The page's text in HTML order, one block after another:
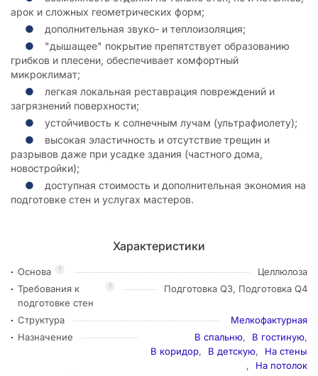
арок и сложных геометрических форм;
дополнительная звуко- и теплоизоляция;
"дышащее" покрытие препятствует образованию
грибков и плесени, обеспечивает комфортный
микроклимат;
легкая локальная реставрация повреждений и
загрязнений поверхности;
устойчивость к солнечным лучам (ультрафиолету);
высокая эластичность и отсутствие трещин и
разрывов даже при усадке здания (частного дома,
новостройки);
доступная стоимость и дополнительная экономия на
подготовке стен и услугах мастеров.
Характеристики
?
Основа Целлюлоза
?
Требования к
подготовке стен
Подготовка Q3, Подготовка Q4
Структура
Мелкофактурная
Назначение
В спальню, В гостиную,
В коридор, В детскую,
На стены
,
На потолок